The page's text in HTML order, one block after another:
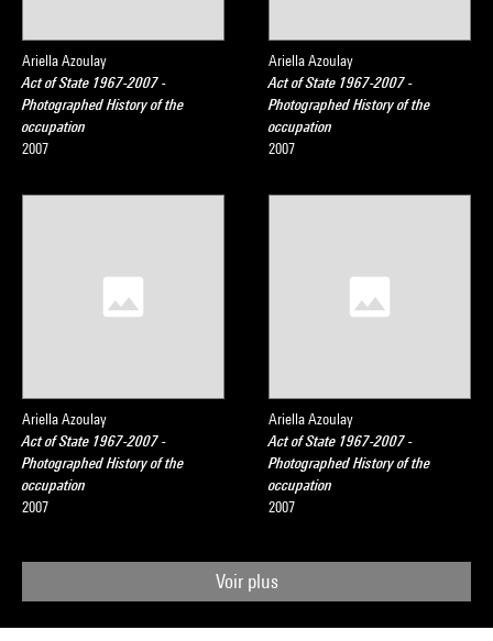
Ariella Azoulay
Act of State 1967-2007 -
Photographed History of the
occupation
2007
Ariella Azoulay
Act of State 1967-2007 -
Photographed History of the
occupation
2007
Ariella Azoulay
Act of State 1967-2007 -
Photographed History of the
occupation
2007
Ariella Azoulay
Act of State 1967-2007 -
Photographed History of the
occupation
2007
Voir plus